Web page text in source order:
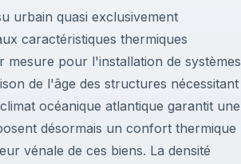
urbain quasi exclusivement
caractéristiques thermiques
mesure pour l'installation de systèmes
de l'âge des structures nécessitant
océanique atlantique garantit une
désormais un confort thermique
vénale de ces biens. La densité